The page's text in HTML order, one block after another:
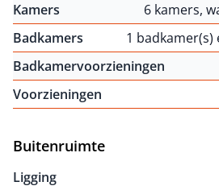
Kamers
6 kamers,
Badkamers
1
Badkamervoorzieningen
Voorzieningen
Buitenruimte
Ligging